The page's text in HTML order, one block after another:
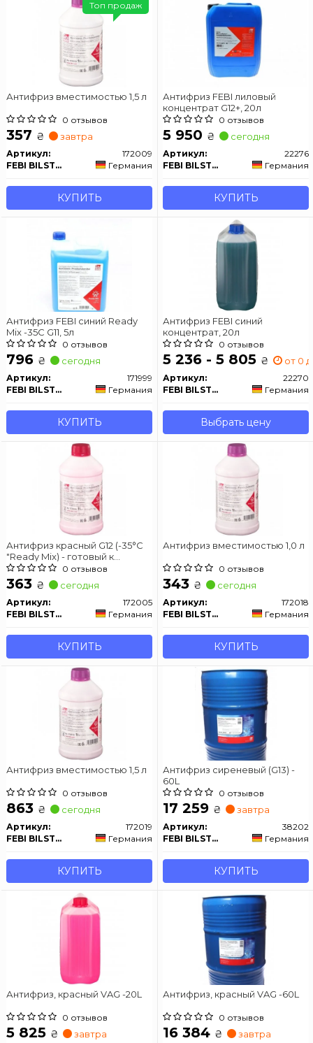
Антифриз вместимостью 1,5 л
0 отзывов
357 ₴ завтра
Артикул:
172009
FEBI BILSTEIN
Германия
КУПИТЬ
Топ продаж
Антифриз FEBI лиловый
концентрат G12+, 20л
0 отзывов
5 950 ₴ сегодня
Артикул:
22276
FEBI BILSTEIN
Германия
КУПИТЬ
Антифриз FEBI синий Ready
Mix -35C G11, 5л
0 отзывов
796 ₴ сегодня
Артикул:
171999
FEBI BILSTEIN
Германия
КУПИТЬ
Антифриз FEBI синий
концентрат, 20л
0 отзывов
5 236 - 5 805 ₴ от 0
Артикул:
22270
FEBI BILSTEIN
Германия
Выбрать цену
Антифриз красный G12 (-35°C
"Ready Mix) - готовый к
использованию 1L
0 отзывов
363 ₴ сегодня
Артикул:
172005
FEBI BILSTEIN
Германия
КУПИТЬ
Антифриз вместимостью 1,0 л
0 отзывов
343 ₴ сегодня
Артикул:
172018
FEBI BILSTEIN
Германия
КУПИТЬ
Антифриз вместимостью 1,5 л
0 отзывов
863 ₴ сегодня
Артикул:
172019
FEBI BILSTEIN
Германия
КУПИТЬ
Антифриз сиреневый (G13) -
60L
0 отзывов
17 259 ₴ завтра
Артикул:
38202
FEBI BILSTEIN
Германия
КУПИТЬ
Антифриз, красный VAG -20L
0 отзывов
5 825 ₴ завтра
Антифриз, красный VAG -60L
0 отзывов
16 384 ₴ завтра